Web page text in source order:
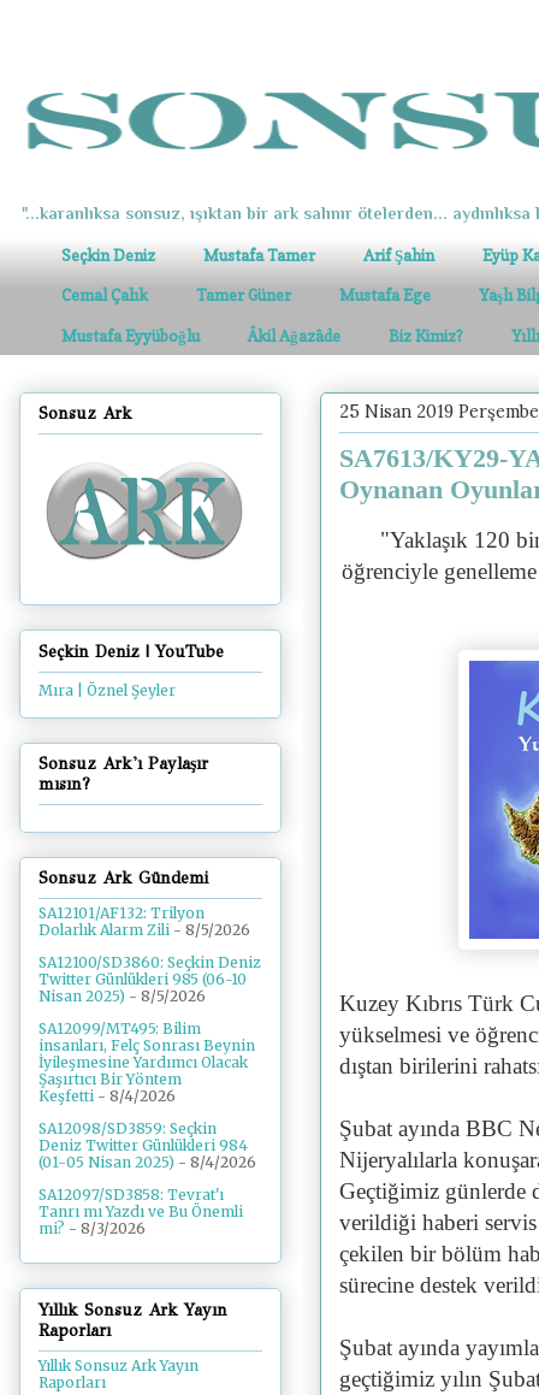
"...karanlıksa sonsuz, ışıktan bir ark salınır ötelerden... aydınlıksa
Seçkin Deniz Mustafa Tamer Arif Şahin Eyüp
Cemal Çalık Tamer Güner Mustafa Ege Yaşlı
Mustafa Eyyüboğlu Âkil Ağazâde Biz Kimiz?
25 Nisan 2019 Perşembe
SA7613/KY29-
Oynanan
"Yaklaşık 120
öğrenciyle genelleme
Kuzey Kıbrıs Türk
yükselmesi ve
dıştan birilerini
Şubat ayında BBC
Nijeryalılarla
Geçtiğimiz günlerde
verildiği haberi servis
çekilen bir bölüm
sürecine destek
Şubat ayında
geçtiğimiz yılın
Sonsuz Ark
Seçkin Deniz | YouTube
Mıra | Öznel Şeyler
Sonsuz Ark'ı Paylaşır
mısın?
Sonsuz Ark Gündemi
SA12101/AF132: Trilyon
Dolarlık Alarm Zili - 8/5/2026
SA12100/SD3860: Seçkin Deniz
Twitter Günlükleri 985 (06-10
Nisan 2025) - 8/5/2026
SA12099/MT495: Bilim
insanları, Felç Sonrası Beynin
İyileşmesine Yardımcı Olacak
Şaşırtıcı Bir Yöntem
Keşfetti - 8/4/2026
SA12098/SD3859: Seçkin
Deniz Twitter Günlükleri 984
(01-05 Nisan 2025) - 8/4/2026
SA12097/SD3858: Tevrat'ı
Tanrı mı Yazdı ve Bu Önemli
mi? - 8/3/2026
Yıllık Sonsuz Ark Yayın
Raporları
Yıllık Sonsuz Ark Yayın
Raporları